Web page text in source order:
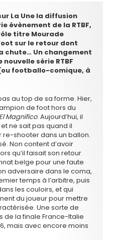
La Une la diffusion
évènement de la RTBF,
titre Mourade
sur le retour dont
chute… Un changement
série RTBF
footballo-comique, à
au top de sa forme. Hier,
de foot hors du
El Magnifico. Aujourd’hui, il
ne sait pas quand il
re-shooter dans un ballon.
Non content d’avoir
qu’il faisait son retour
belge pour une faute
adversaire dans le coma,
temps à l’arbitre, puis
les couloirs, et qui
du joueur pour mettre
Une sorte de
de la finale France-Italie
mais avec encore moins